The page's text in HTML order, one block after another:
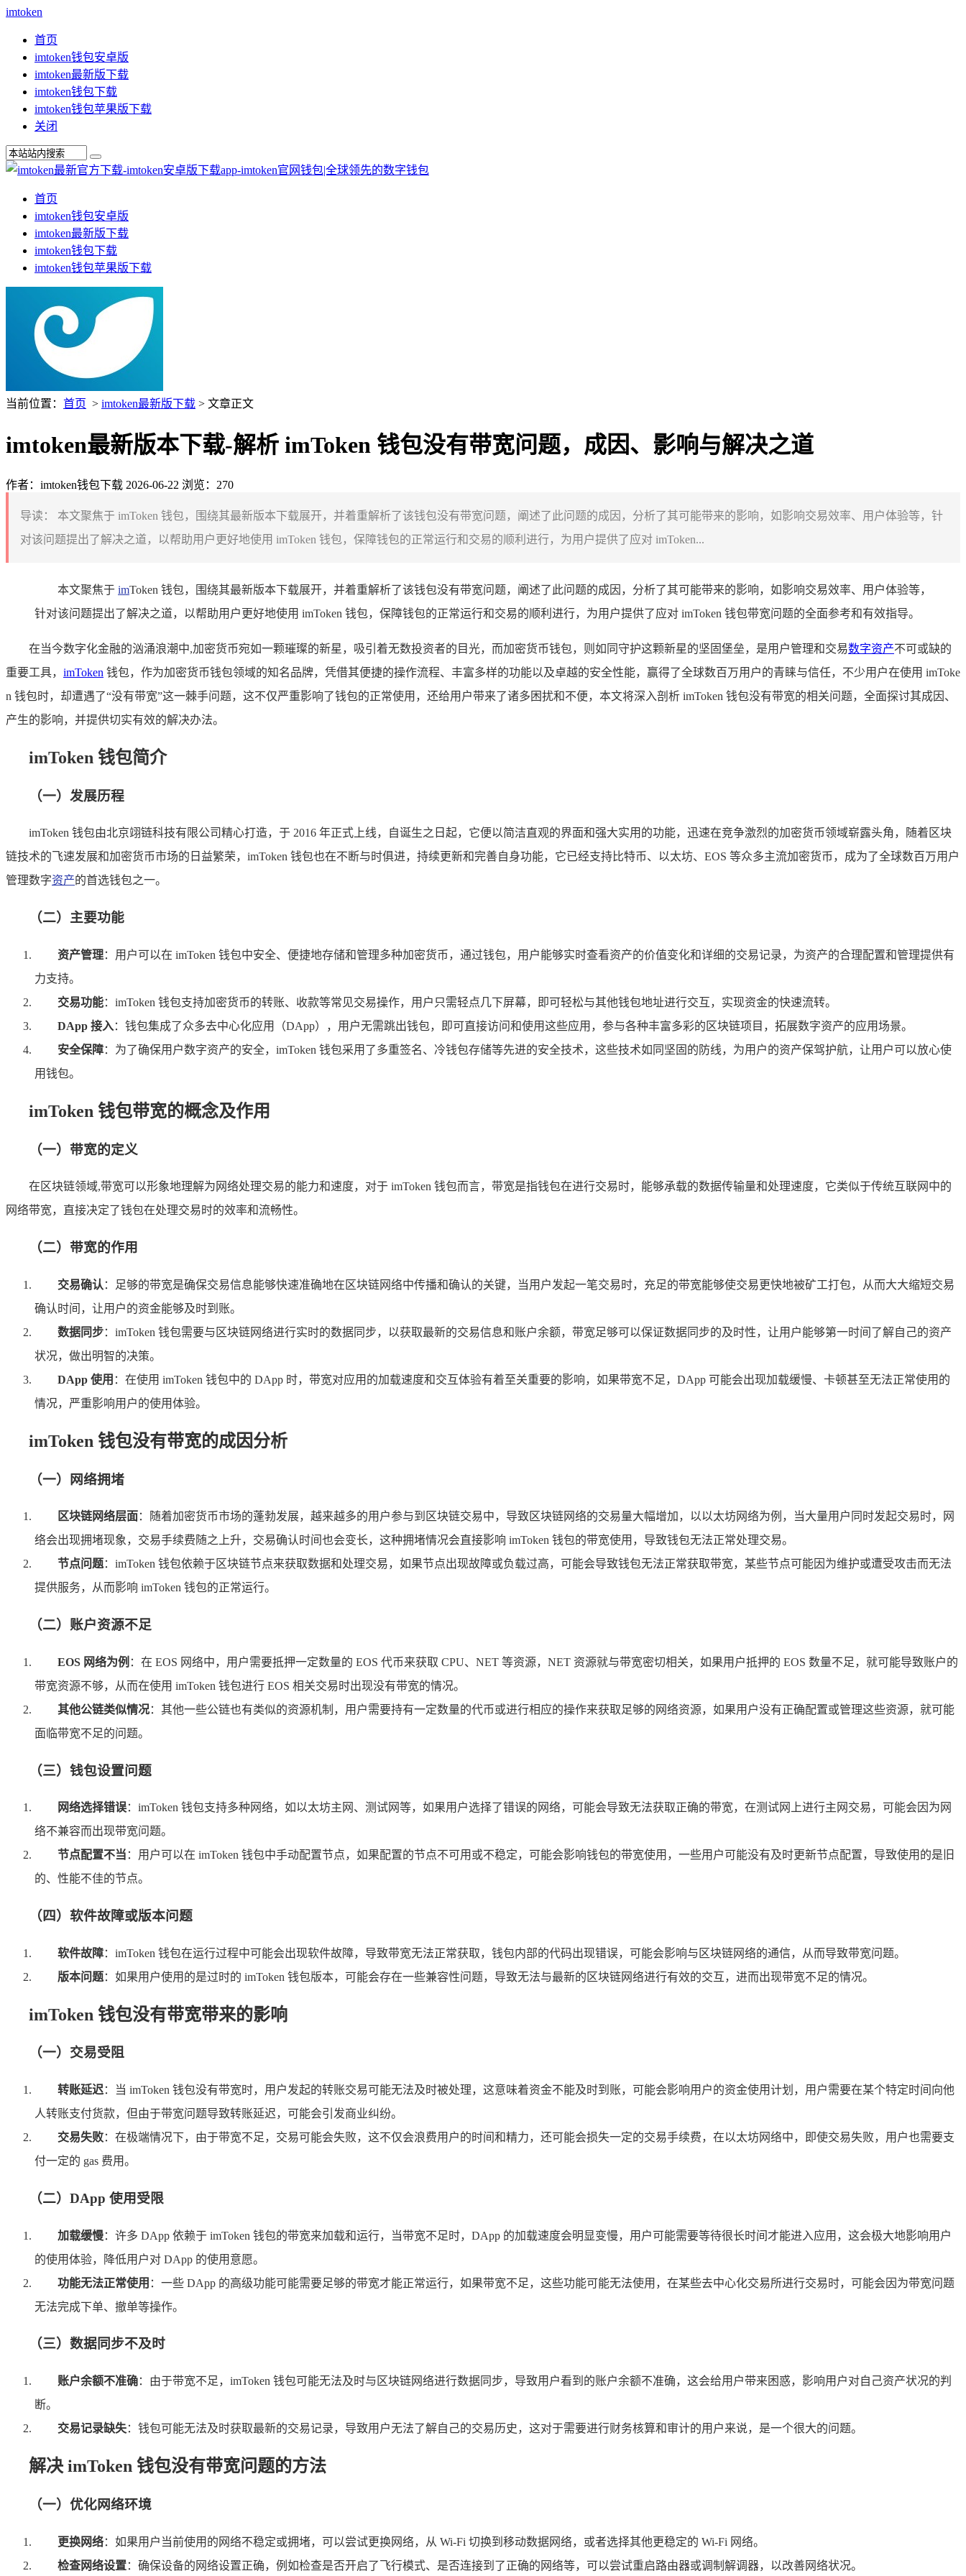
imtoken
首页
imtoken钱包安卓版
imtoken最新版下载
imtoken钱包下载
imtoken钱包苹果版下载
关闭
首页
imtoken钱包安卓版
imtoken最新版下载
imtoken钱包下载
imtoken钱包苹果版下载
当前位置： 首页 > imtoken最新版下载 > 文章正文
imtoken最新版本下载-解析 imToken 钱包没有带宽问题，成因、影响与解决之道
作者：imtoken钱包下载 2026-06-22 浏览：270
导读：
本文聚焦于 imToken 钱包，围绕其最新版本下载展开，并着重解析了该钱包没有带宽问题，阐述了此问题的成因，分析了其可能带来的影响，如影响交易效率、用户体验等，针
对该问题提出了解决之道，以帮助用户更好地使用 imToken 钱包，保障钱包的正常运行和交易的顺利进行，为用户提供了应对 imToken...
本文聚焦于 imToken 钱包，围绕其最新版本下载展开，并着重解析了该钱包没有带宽问题，阐述了此问题的成因，分析了其可能带来的影响，如影响交易效率、用户体验等，
针对该问题提出了解决之道，以帮助用户更好地使用 imToken 钱包，保障钱包的正常运行和交易的顺利进行，为用户提供了应对 imToken 钱包带宽问题的全面参考和有效指导。
在当今数字化金融的汹涌浪潮中,加密货币宛如一颗璀璨的新星，吸引着无数投资者的目光，而加密货币钱包，则如同守护这颗新星的坚固堡垒，是用户管理和交易数字资产不可或缺的
重要工具， imToken 钱包，作为加密货币钱包领域的知名品牌，凭借其便捷的操作流程、丰富多样的功能以及卓越的安全性能，赢得了全球数百万用户的青睐与信任，不少用户在使用 imToke
n 钱包时，却遭遇了“没有带宽”这一棘手问题，这不仅严重影响了钱包的正常使用，还给用户带来了诸多困扰和不便，本文将深入剖析 imToken 钱包没有带宽的相关问题，全面探讨其成因、
产生的影响，并提供切实有效的解决办法。
imToken 钱包简介
（一）发展历程
imToken 钱包由北京翊链科技有限公司精心打造，于 2016 年正式上线，自诞生之日起，它便以简洁直观的界面和强大实用的功能，迅速在竞争激烈的加密货币领域崭露头角，随着区块
链技术的飞速发展和加密货币市场的日益繁荣，imToken 钱包也在不断与时俱进，持续更新和完善自身功能，它已经支持比特币、以太坊、EOS 等众多主流加密货币，成为了全球数百万用户
管理数字资产的首选钱包之一。
（二）主要功能
资产管理：用户可以在 imToken 钱包中安全、便捷地存储和管理多种加密货币，通过钱包，用户能够实时查看资产的价值变化和详细的交易记录，为资产的合理配置和管理提供有
力支持。
交易功能：imToken 钱包支持加密货币的转账、收款等常见交易操作，用户只需轻点几下屏幕，即可轻松与其他钱包地址进行交互，实现资金的快速流转。
DApp 接入：钱包集成了众多去中心化应用（DApp），用户无需跳出钱包，即可直接访问和使用这些应用，参与各种丰富多彩的区块链项目，拓展数字资产的应用场景。
安全保障：为了确保用户数字资产的安全，imToken 钱包采用了多重签名、冷钱包存储等先进的安全技术，这些技术如同坚固的防线，为用户的资产保驾护航，让用户可以放心使
用钱包。
imToken 钱包带宽的概念及作用
（一）带宽的定义
在区块链领域,带宽可以形象地理解为网络处理交易的能力和速度，对于 imToken 钱包而言，带宽是指钱包在进行交易时，能够承载的数据传输量和处理速度，它类似于传统互联网中的
网络带宽，直接决定了钱包在处理交易时的效率和流畅性。
（二）带宽的作用
交易确认 ：足够的带宽是确保交易信息能够快速准确地在区块链网络中传播和确认的关键，当用户发起一笔交易时，充足的带宽能够使交易更快地被矿工打包，从而大大缩短交易
确认时间，让用户的资金能够及时到账。
数据同步：imToken 钱包需要与区块链网络进行实时的数据同步，以获取最新的交易信息和账户余额，带宽足够可以保证数据同步的及时性，让用户能够第一时间了解自己的资产
状况，做出明智的决策。
DApp 使用 ：在使用 imToken 钱包中的 DApp 时，带宽对应用的加载速度和交互体验有着至关重要的影响，如果带宽不足，DApp 可能会出现加载缓慢、卡顿甚至无法正常使用的
情况，严重影响用户的使用体验。
imToken 钱包没有带宽的成因分析
（一）网络拥堵
区块链网络层面：随着加密货币市场的蓬勃发展，越来越多的用户参与到区块链交易中，导致区块链网络的交易量大幅增加，以以太坊网络为例，当大量用户同时发起交易时，网
络会出现拥堵现象，交易手续费随之上升，交易确认时间也会变长，这种拥堵情况会直接影响 imToken 钱包的带宽使用，导致钱包无法正常处理交易。
节点问题：imToken 钱包依赖于区块链节点来获取数据和处理交易，如果节点出现故障或负载过高，可能会导致钱包无法正常获取带宽，某些节点可能因为维护或遭受攻击而无法
提供服务，从而影响 imToken 钱包的正常运行。
（二）账户资源不足
EOS 网络为例 ：在 EOS 网络中，用户需要抵押一定数量的 EOS 代币来获取 CPU、NET 等资源，NET 资源就与带宽密切相关，如果用户抵押的 EOS 数量不足，就可能导致账户的
带宽资源不够，从而在使用 imToken 钱包进行 EOS 相关交易时出现没有带宽的情况。
其他公链类似情况：其他一些公链也有类似的资源机制，用户需要持有一定数量的代币或进行相应的操作来获取足够的网络资源，如果用户没有正确配置或管理这些资源，就可能
面临带宽不足的问题。
（三）钱包设置问题
网络选择错误：imToken 钱包支持多种网络，如以太坊主网、测试网等，如果用户选择了错误的网络，可能会导致无法获取正确的带宽，在测试网上进行主网交易，可能会因为网
络不兼容而出现带宽问题。
节点配置不当 ：用户可以在 imToken 钱包中手动配置节点，如果配置的节点不可用或不稳定，可能会影响钱包的带宽使用，一些用户可能没有及时更新节点配置，导致使用的是旧
的、性能不佳的节点。
（四）软件故障或版本问题
软件故障：imToken 钱包在运行过程中可能会出现软件故障，导致带宽无法正常获取，钱包内部的代码出现错误，可能会影响与区块链网络的通信，从而导致带宽问题。
版本问题：如果用户使用的是过时的 imToken 钱包版本，可能会存在一些兼容性问题，导致无法与最新的区块链网络进行有效的交互，进而出现带宽不足的情况。
imToken 钱包没有带宽带来的影响
（一）交易受阻
转账延迟：当 imToken 钱包没有带宽时，用户发起的转账交易可能无法及时被处理，这意味着资金不能及时到账，可能会影响用户的资金使用计划，用户需要在某个特定时间向他
人转账支付货款，但由于带宽问题导致转账延迟，可能会引发商业纠纷。
交易失败：在极端情况下，由于带宽不足，交易可能会失败，这不仅会浪费用户的时间和精力，还可能会损失一定的交易手续费，在以太坊网络中，即使交易失败，用户也需要支
付一定的 gas 费用。
（二）DApp 使用受限
加载缓慢：许多 DApp 依赖于 imToken 钱包的带宽来加载和运行，当带宽不足时，DApp 的加载速度会明显变慢，用户可能需要等待很长时间才能进入应用，这会极大地影响用户
的使用体验，降低用户对 DApp 的使用意愿。
功能无法正常使用 ：一些 DApp 的高级功能可能需要足够的带宽才能正常运行，如果带宽不足，这些功能可能无法使用，在某些去中心化交易所进行交易时，可能会因为带宽问题
无法完成下单、撤单等操作。
（三）数据同步不及时
账户余额不准确：由于带宽不足，imToken 钱包可能无法及时与区块链网络进行数据同步，导致用户看到的账户余额不准确，这会给用户带来困惑，影响用户对自己资产状况的判
断。
交易记录缺失：钱包可能无法及时获取最新的交易记录，导致用户无法了解自己的交易历史，这对于需要进行财务核算和审计的用户来说，是一个很大的问题。
解决 imToken 钱包没有带宽问题的方法
（一）优化网络环境
更换网络：如果用户当前使用的网络不稳定或拥堵，可以尝试更换网络，从 Wi-Fi 切换到移动数据网络，或者选择其他更稳定的 Wi-Fi 网络。
检查网络设置：确保设备的网络设置正确，例如检查是否开启了飞行模式、是否连接到了正确的网络等，可以尝试重启路由器或调制解调器，以改善网络状况。